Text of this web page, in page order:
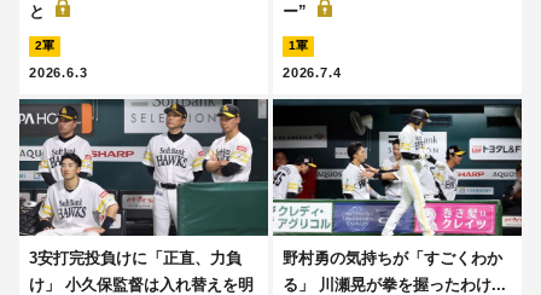
と
2軍
2026.6.3
ー”
1軍
2026.7.4
3安打完投負けに「正直、力負
け」 小久保監督は入れ替えを明
野村勇の気持ちが「すごくわか
る」 川瀬晃が拳を握ったわけ...